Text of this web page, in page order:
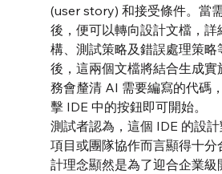
(user story) 和接受條件。當
後，便可以轉向設計文檔，詳
構、測試策略及錯誤處理策略
後，這兩個文檔將結合生成實
務會釐清 AI 需要編寫的代碼
擊 IDE 中的按鈕即可開始。
測試者認為，這個 IDE 的設
項目或團隊協作而言顯得十分
計理念顯然是為了迎合企業級